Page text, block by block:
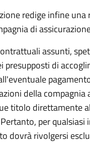
redige infine
di
assunti,
presupposti di
della compagnia
titolo direttamente
per
dovrà rivolgersi